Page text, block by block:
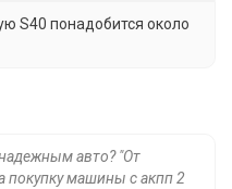
S40 понадобится около
авто? "От
покупку машины с акпп 2